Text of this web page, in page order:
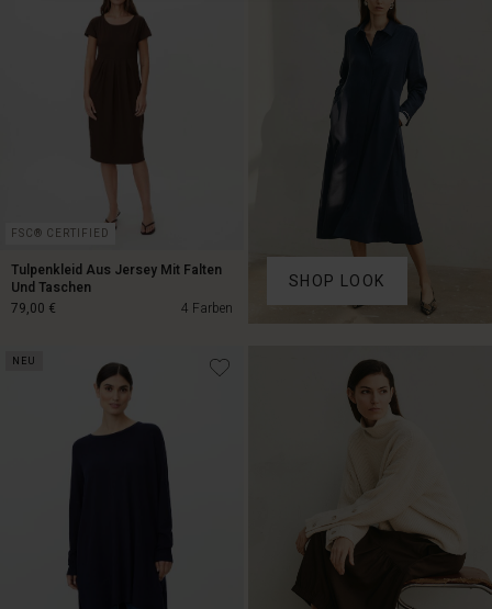
FSC® CERTIFIED
Tulpenkleid Aus Jersey Mit Falten
Und Taschen
4 Farben
79,00 €
SHOP LOOK
NEU